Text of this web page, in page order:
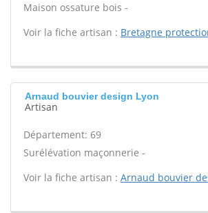
Maison ossature bois -
Voir la fiche artisan : Bretagne
Arnaud bouvier design Lyon
Artisan
Département: 69
Surélévation maçonnerie -
Voir la fiche artisan : Arnaud bouvier